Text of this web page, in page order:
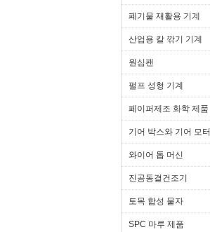
폐기물 재활용 기계
산업용 칼 깎기 기계
원심팬
펄프 성형 기계
페이퍼제조 화학 제품
기어 박스와 기어 모터
와이어 톱 머신
진공동결건조기
토목 합성 물자
SPC 마루 제품